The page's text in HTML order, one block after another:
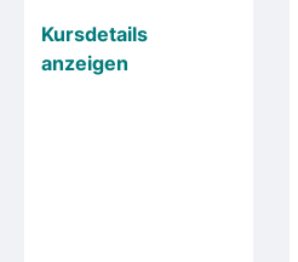
Kursdetails
anzeigen